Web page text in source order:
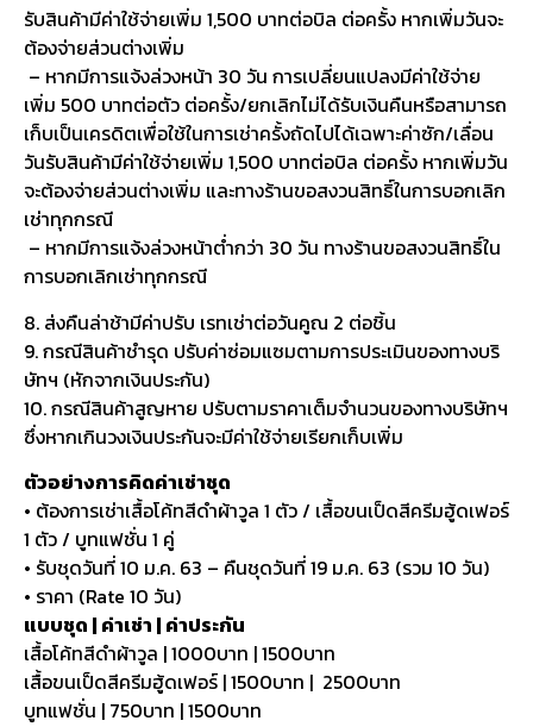
รับสินค้ามีค่าใช้จ่ายเพิ่ม 1,500 บาทต่อบิล ต่อครั้ง หากเพิ่มวันจะ
ต้องจ่ายส่วนต่างเพิ่ม
– หากมีการแจ้งล่วงหน้า 30 วัน การเปลี่ยนแปลงมีค่าใช้จ่าย
เพิ่ม 500 บาทต่อตัว ต่อครั้ง/ยกเลิกไม่ได้รับเงินคืนหรือสามารถ
เก็บเป็นเครดิตเพื่อใช้ในการเช่าครั้งถัดไปได้เฉพาะค่าซัก/เลื่อน
วันรับสินค้ามีค่าใช้จ่ายเพิ่ม 1,500 บาทต่อบิล ต่อครั้ง หากเพิ่มวัน
จะต้องจ่ายส่วนต่างเพิ่ม และทางร้านขอสงวนสิทธิ์ในการบอกเลิก
เช่าทุกกรณี
– หากมีการแจ้งล่วงหน้าต่ำกว่า 30 วัน ทางร้านขอสงวนสิทธิ์ใน
การบอกเลิกเช่าทุกกรณี
8. ส่งคืนล่าช้ามีค่าปรับ เรทเช่าต่อวันคูณ 2 ต่อชิ้น
9. กรณีสินค้าชำรุด ปรับค่าซ่อมแซมตามการประเมินของทางบริ
ษัทฯ (หักจากเงินประกัน)
10. กรณีสินค้าสูญหาย ปรับตามราคาเต็มจำนวนของทางบริษัทฯ
ซึ่งหากเกินวงเงินประกันจะมีค่าใช้จ่ายเรียกเก็บเพิ่ม
ตัวอย่างการคิดค่าเช่าชุด
• ต้องการเช่าเสื้อโค้ทสีดำผ้าวูล 1 ตัว / เสื้อขนเป็ดสีครีมฮู้ดเฟอร์
1 ตัว / บูทแฟชั่น 1 คู่
• รับชุดวันที่ 10 ม.ค. 63 – คืนชุดวันที่ 19 ม.ค. 63 (รวม 10 วัน)
• ราคา (Rate 10 วัน)
แบบชุด | ค่าเช่า | ค่าประกัน
เสื้อโค้ทสีดำผ้าวูล | 1000บาท | 1500บาท
เสื้อขนเป็ดสีครีมฮู้ดเฟอร์ | 1500บาท | 2500บาท
บูทแฟชั่น | 750บาท | 1500บาท